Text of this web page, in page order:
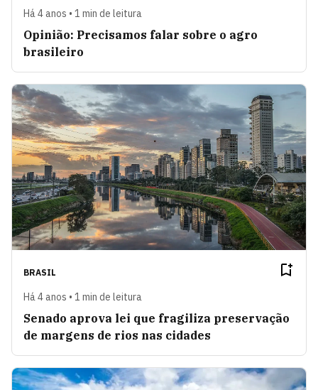
Há 4 anos • 1 min de leitura
Opinião: Precisamos falar sobre o agro
brasileiro
BRASIL
Há 4 anos • 1 min de leitura
Senado aprova lei que fragiliza preservação
de margens de rios nas cidades